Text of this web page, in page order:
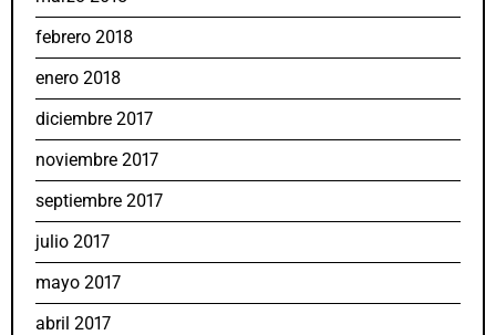
febrero 2018
enero 2018
diciembre 2017
noviembre 2017
septiembre 2017
julio 2017
mayo 2017
abril 2017